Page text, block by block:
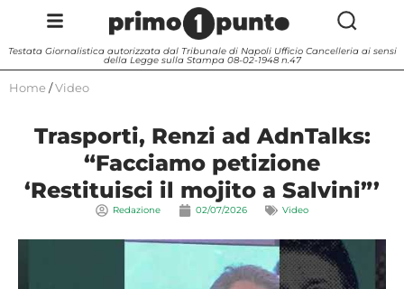
Testata Giornalistica autorizzata dal Tribunale di Napoli Ufficio Cancelleria ai sensi
della Legge sulla Stampa 08-02-1948 n.47
Home /Video
Trasporti, Renzi ad AdnTalks:
“Facciamo petizione
‘Restituisci il mojito a Salvini”’
Redazione 02/07/2026 Video